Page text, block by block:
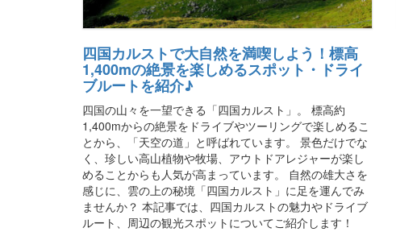
四国カルストで大自然を満喫しよう！標高
1,400mの絶景を楽しめるスポット・ドライ
ブルートを紹介♪
四国の山々を一望できる「四国カルスト」。 標高約
1,400mからの絶景をドライブやツーリングで楽しめるこ
とから、「天空の道」と呼ばれています。 景色だけでな
く、珍しい高山植物や牧場、アウトドアレジャーが楽し
めることからも人気が高まっています。 自然の雄大さを
感じに、雲の上の秘境「四国カルスト」に足を運んでみ
ませんか？ 本記事では、四国カルストの魅力やドライブ
ルート、周辺の観光スポットについてご紹介します！